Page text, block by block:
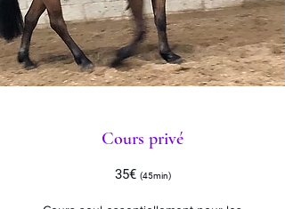
Cours privé
35€ (45min)